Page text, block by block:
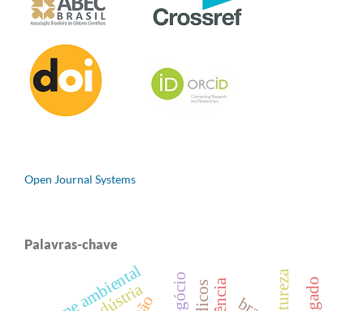
Open Journal Systems
Palavras-chave